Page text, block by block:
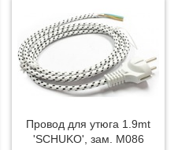
Провод для утюга 1.9mt
'SCHUKO', зам. M086